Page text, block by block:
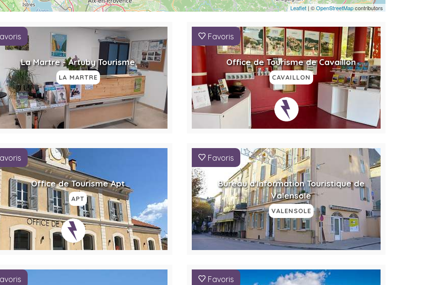
Leaflet | ©OpenStreetMapcontributors
La Martre - Artuby Tourisme
LA MARTRE
Favoris
Office de Tourisme de Cavaillon
CAVAILLON
Office de Tourisme Apt
APT
Favoris
Bureau d'Information Touristique de
Valensole
VALENSOLE
Favoris